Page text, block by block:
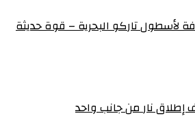
لأسطول تاركو البحرية – قوة حديثة
إطلاق نار من جانب واحد